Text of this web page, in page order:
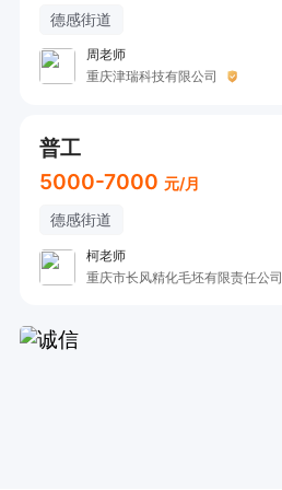
德感街道
周老师
重庆津瑞科技有限公司
普工
5000-7000 元/月
德感街道
柯老师
重庆市长风精化毛坯有限责任公司